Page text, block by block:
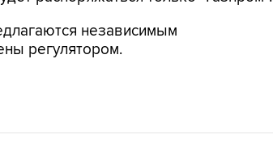
независимым
регулятором.